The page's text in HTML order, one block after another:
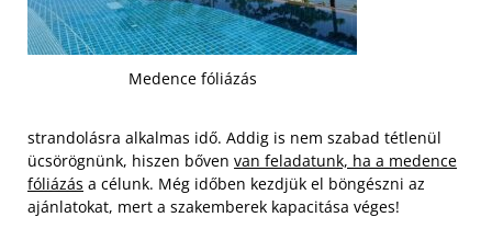
Medence fóliázás
strandolásra alkalmas idő. Addig is nem szabad tétlenül
ücsörögnünk, hiszen bőven van feladatunk, ha a medence
fóliázás a célunk. Még időben kezdjük el böngészni az
ajánlatokat, mert a szakemberek kapacitása véges!